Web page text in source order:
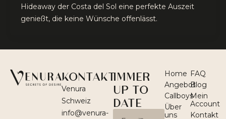
Hideaway der Costa del Sol eine perfekte Auszeit
genießt, die keine Wünsche offenlässt.
Home
Angebot
Callboys
Über
uns
FAQ
Blog
Mein
Account
Kontakt
KONTAKT
Venura
Schweiz
info@venura-
IMMER
UP TO
DATE